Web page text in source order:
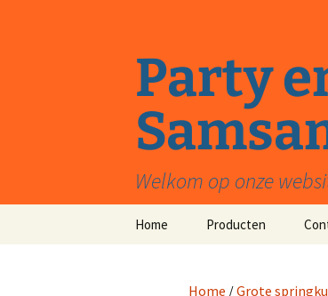
Party
Welkom op onze
Home Producten
Home /Grote